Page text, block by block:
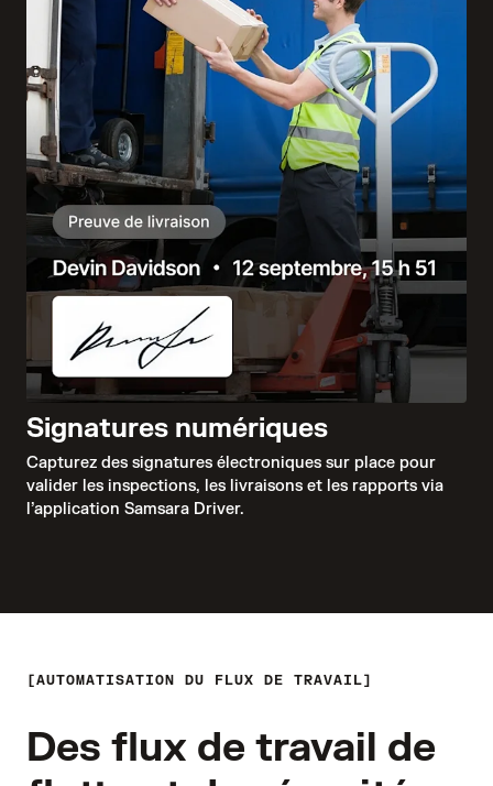
Signatures numériques
Capturez des signatures électroniques sur place pour
valider les inspections, les livraisons et les rapports via
l’application Samsara Driver.
AUTOMATISATION DU FLUX DE TRAVAIL
Des flux de travail de